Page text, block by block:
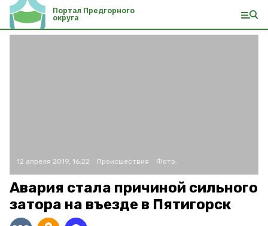
Портал Предгорного
округа
12 апреля 2019, 16:22 Происшествия Фото:
Авария стала причиной сильного
затора на въезде в Пятигорск